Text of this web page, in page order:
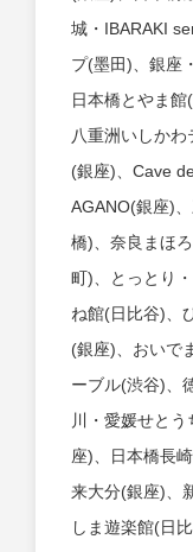
城・IBARAKI
プ(墨田)、銀座
日本橋とやま館
八重洲いしか
(銀座)、Cave
AGANO(銀座)
橋)、奈良まほ
町)、とっとり
ね館(日比谷)、
(銀座)、おいで
ーブル(渋谷)、
川・愛媛せと
座)、日本橋長
来大分(銀座)、
しま遊楽館(日